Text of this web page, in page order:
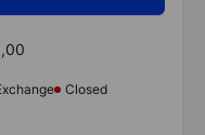
Closed